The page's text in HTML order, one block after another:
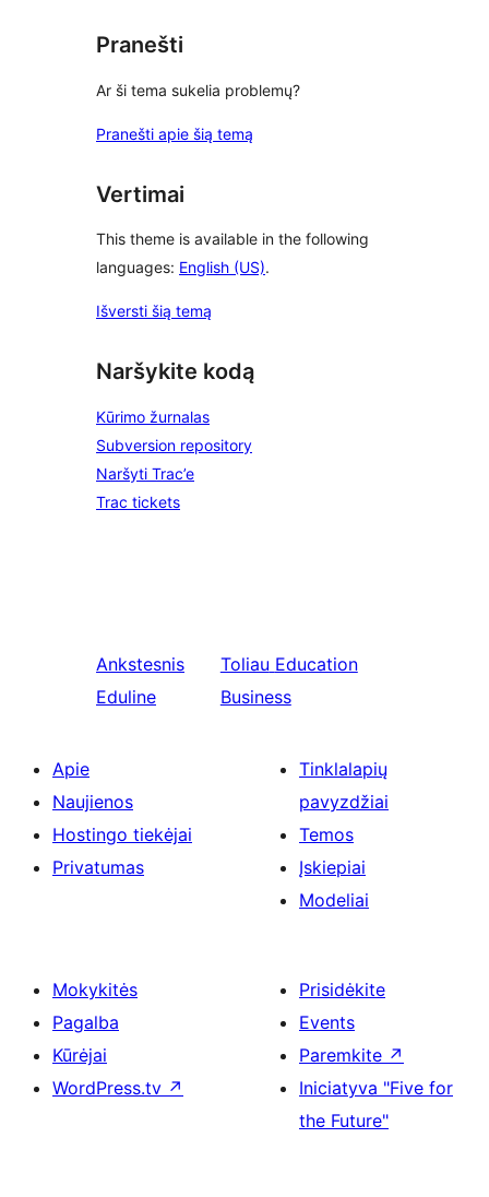
Pranešti
Ar ši tema sukelia problemų?
Pranešti apie šią temą
Vertimai
This theme is available in the following
languages: English (US).
Išversti šią temą
Naršykite kodą
Kūrimo žurnalas
Subversion repository
Naršyti Trac’e
Trac tickets
Ankstesnis
Eduline
Toliau Education
Business
Apie
Naujienos
Hostingo tiekėjai
Privatumas
Tinklalapių
pavyzdžiai
Temos
Įskiepiai
Modeliai
Mokykitės
Pagalba
Kūrėjai
WordPress.tv ↗
Prisidėkite
Events
Paremkite ↗
Iniciatyva "Five for
the Future"